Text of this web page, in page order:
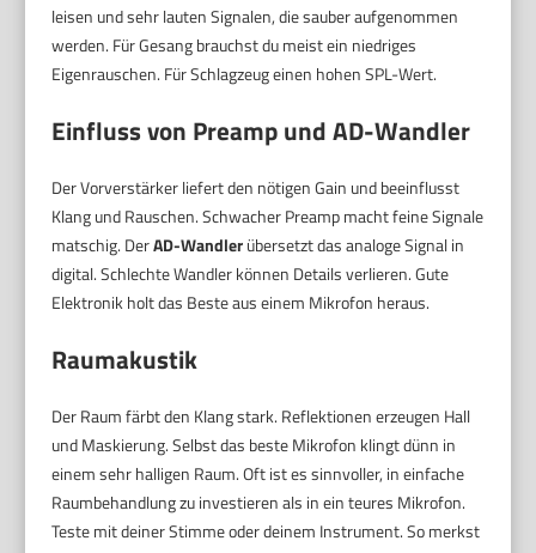
leisen und sehr lauten Signalen, die sauber aufgenommen
werden. Für Gesang brauchst du meist ein niedriges
Eigenrauschen. Für Schlagzeug einen hohen SPL-Wert.
Einfluss von Preamp und AD-Wandler
Der Vorverstärker liefert den nötigen Gain und beeinflusst
Klang und Rauschen. Schwacher Preamp macht feine Signale
matschig. DerAD-Wandlerübersetzt das analoge Signal in
digital. Schlechte Wandler können Details verlieren. Gute
Elektronik holt das Beste aus einem Mikrofon heraus.
Raumakustik
Der Raum färbt den Klang stark. Reflektionen erzeugen Hall
und Maskierung. Selbst das beste Mikrofon klingt dünn in
einem sehr halligen Raum. Oft ist es sinnvoller, in einfache
Raumbehandlung zu investieren als in ein teures Mikrofon.
Teste mit deiner Stimme oder deinem Instrument. So merkst